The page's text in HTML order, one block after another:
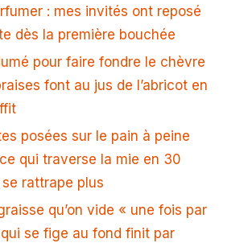
: mes invités ont reposé
dès la première bouchée
pour faire fondre le chèvre
font au jus de l’abricot en
posées sur le pain à peine
qui traverse la mie en 30
rattrape plus
qu’on vide « une fois par
se fige au fond finit par